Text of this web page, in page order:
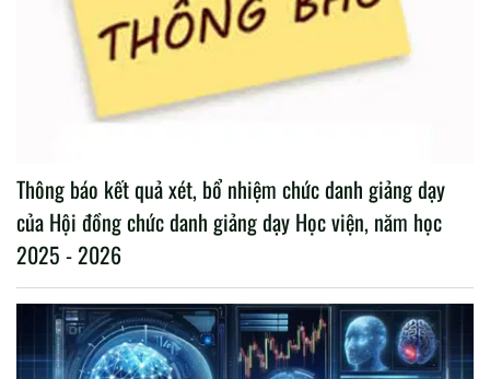
Thông báo kết quả xét, bổ nhiệm chức danh giảng dạy
của Hội đồng chức danh giảng dạy Học viện, năm học
2025 - 2026